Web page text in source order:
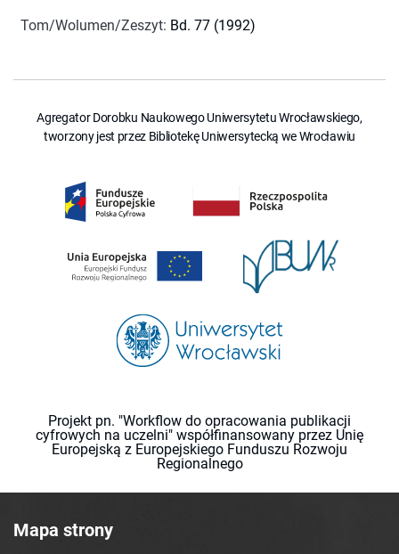
Tom/Wolumen/Zeszyt: Bd. 77 (1992)
Agregator Dorobku Naukowego Uniwersytetu Wrocławskiego,
tworzony jest przez Bibliotekę Uniwersytecką we Wrocławiu
Projekt pn. "Workflow do opracowania publikacji
cyfrowych na uczelni" współfinansowany przez Unię
Europejską z Europejskiego Funduszu Rozwoju
Regionalnego
Mapa strony